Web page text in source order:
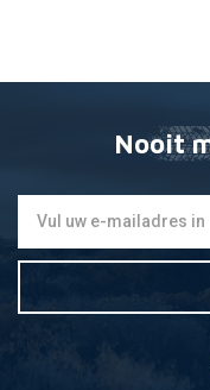
Oranje
Nooit